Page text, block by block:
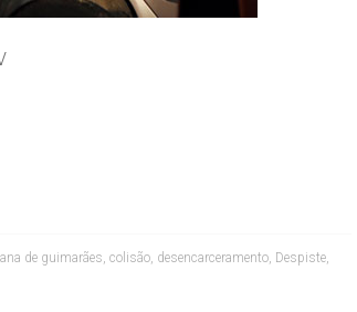
de guimarães, colisão, desencarceramento, Despiste,